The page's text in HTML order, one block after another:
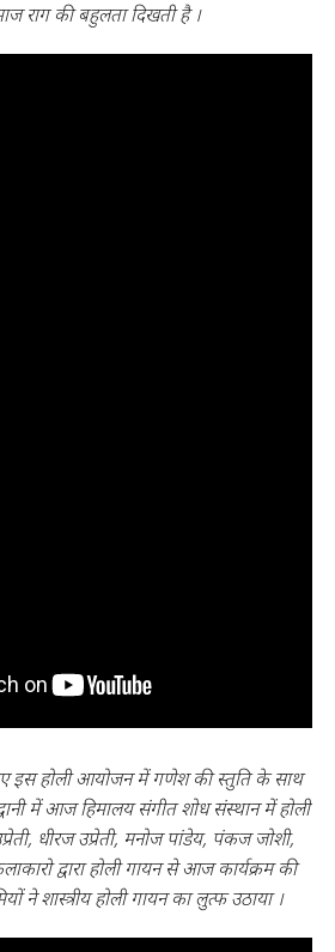
राग की बहुलता दिखती है ।
इस होली आयोजन में गणेश की स्तुति के साथ
में आज हिमालय संगीत शोध संस्थान में होली
धीरज उप्रेती, मनोज पांडेय, पंकज जोशी,
द्वारा होली गायन से आज कार्यक्रम की
ने शास्त्रीय होली गायन का लुत्फ उठाया ।